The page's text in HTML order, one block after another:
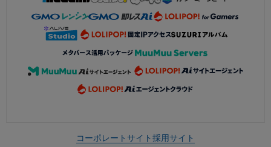
コーポレートサイト採用サイト